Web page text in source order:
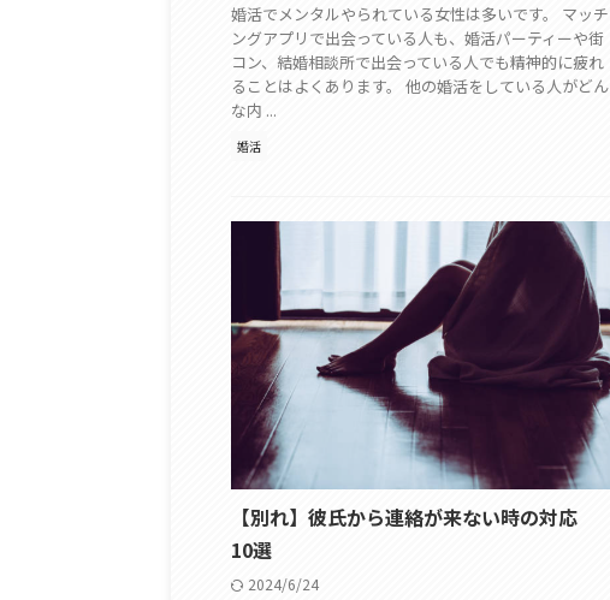
婚活でメンタルやられている女性は多いです。 マッチ
ングアプリで出会っている人も、婚活パーティーや街
コン、結婚相談所で出会っている人でも精神的に疲れ
ることはよくあります。 他の婚活をしている人がどん
な内 ...
婚活
【別れ】彼氏から連絡が来ない時の対応
10選
2024/6/24